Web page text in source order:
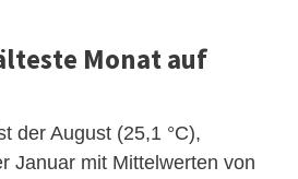
Monat auf
der August (25,1 °C),
Januar mit Mittelwerten von